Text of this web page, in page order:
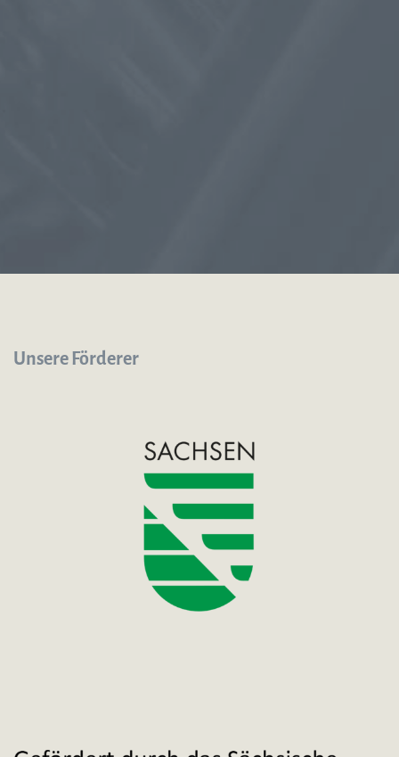
Unsere Förderer